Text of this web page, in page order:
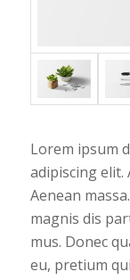
Lorem ipsum
adipiscing elit.
Aenean
magnis dis
mus. Donec
eu, pretium